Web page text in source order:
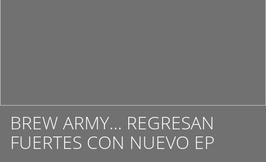
BREW ARMY… REGRESAN
FUERTES CON NUEVO EP